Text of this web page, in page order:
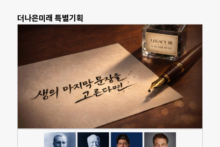
더나은미래 특별기획